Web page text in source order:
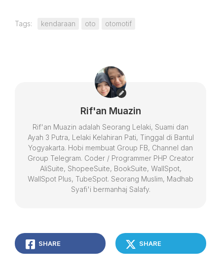
Tags: kendaraan oto otomotif
Rif'an Muazin
Rif'an Muazin adalah Seorang Lelaki, Suami dan
Ayah 3 Putra, Lelaki Kelahiran Pati, Tinggal di Bantul
Yogyakarta. Hobi membuat Group FB, Channel dan
Group Telegram. Coder / Programmer PHP Creator
AliSuite, ShopeeSuite, BookSuite, WallSpot,
WallSpot Plus, TubeSpot. Seorang Muslim, Madhab
Syafi'i bermanhaj Salafy.
SHARE SHARE